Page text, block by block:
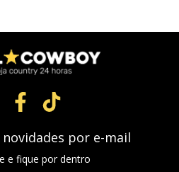
novidades por e-mail
e fique por dentro